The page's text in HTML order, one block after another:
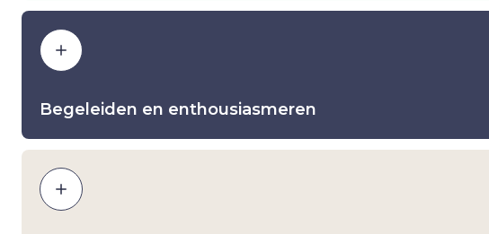
Begeleiden en enthousiasmeren